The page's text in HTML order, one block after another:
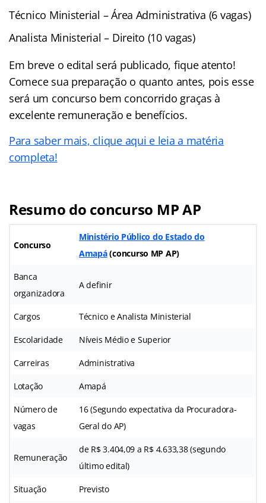
Técnico Ministerial – Área Administrativa (6 vagas)
Analista Ministerial – Direito (10 vagas)
Em breve o edital será publicado, fique atento!
Comece sua preparação o quanto antes, pois esse
será um concurso bem concorrido graças à
excelente remuneração e benefícios.
Para saber mais, clique aqui e leia a matéria
completa!
Resumo do concurso MP AP
Concurso
Ministério Público do Estado do
Amapá(concurso MP AP)
Banca
organizadora
A definir
Cargos Técnico e Analista Ministerial
Escolaridade Níveis Médio e Superior
Carreiras Administrativa
Lotação Amapá
Número de
vagas
16 (Segundo expectativa da Procuradora-
Geral do AP)
Remuneração
de R$ 3.404,09 a R$ 4.633,38 (segundo
último edital)
Situação Previsto